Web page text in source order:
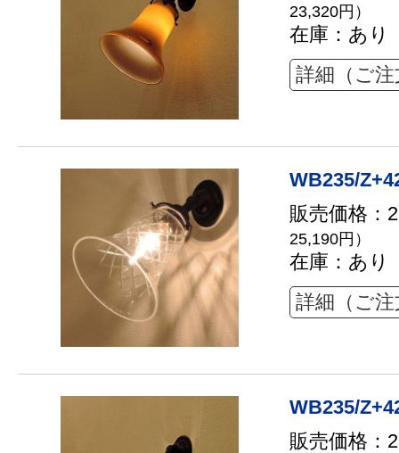
23,320円）
在庫：あり
詳細（ご
WB235/
販売価格：
25,190円）
在庫：あり
詳細（ご
WB235/
販売価格：